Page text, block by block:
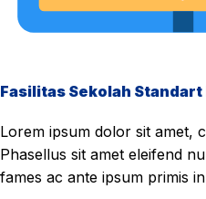
Fasilitas Sekolah
Lorem ipsum dolor sit amet,
Phasellus sit amet eleifend
fames ac ante ipsum primis